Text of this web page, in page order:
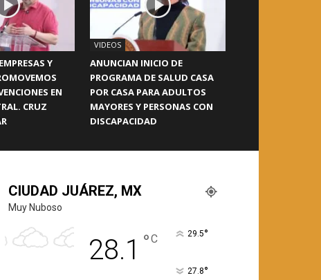
Y
EN
CRUZ
VIDEOS
ANUNCIAN INICIO DE
PROGRAMA DE SALUD CASA
POR CASA PARA ADULTOS
MAYORES Y PERSONAS CON
DISCAPACIDAD
CIUDAD JUÁREZ, MX
Muy Nuboso
28.1 °C 29.5°
27.8°